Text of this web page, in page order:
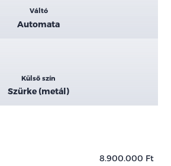
Váltó
Automata
Külső szín
Szürke (metál)
8.900.000 Ft